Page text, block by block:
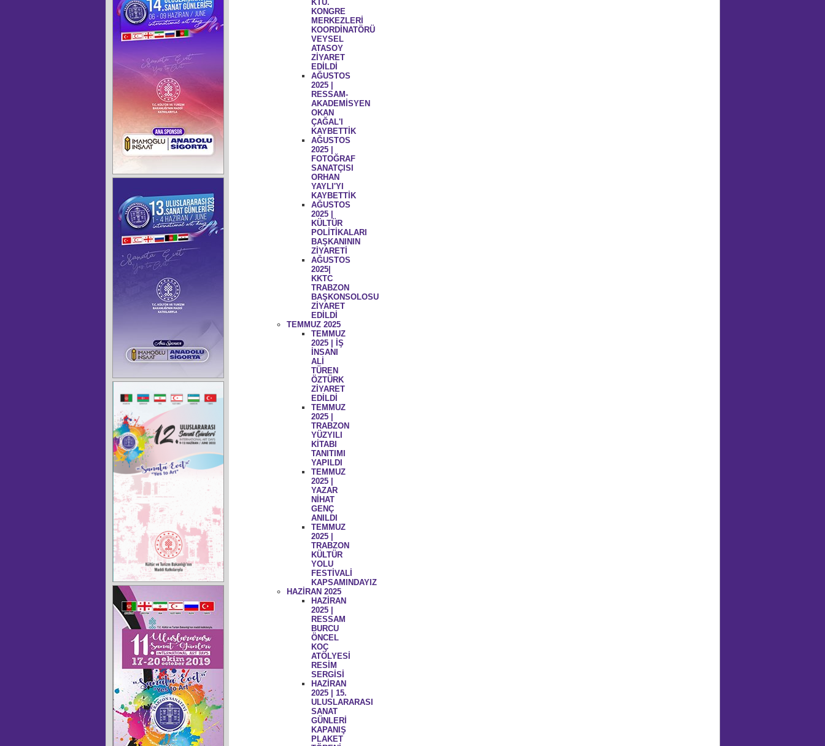
KTÜ.
KONGRE
MERKEZLERİ
KOORDİNATÖRÜ
VEYSEL
ATASOY
ZİYARET
EDİLDİ
AĞUSTOS
2025 |
RESSAM-
AKADEMİSYEN
OKAN
ÇAĞAL'I
KAYBETTİK
AĞUSTOS
2025 |
FOTOĞRAF
SANATÇISI
ORHAN
YAYLI'YI
KAYBETTİK
AĞUSTOS
2025 |
KÜLTÜR
POLİTİKALARI
BAŞKANININ
ZİYARETİ
AĞUSTOS
2025|
KKTC
TRABZON
BAŞKONSOLOSU
ZİYARET
EDİLDİ
TEMMUZ 2025
TEMMUZ
2025 | İŞ
İNSANI
ALİ
TÜREN
ÖZTÜRK
ZİYARET
EDİLDİ
TEMMUZ
2025 |
TRABZON
YÜZYILI
KİTABI
TANITIMI
YAPILDI
TEMMUZ
2025 |
YAZAR
NİHAT
GENÇ
ANILDI
TEMMUZ
2025 |
TRABZON
KÜLTÜR
YOLU
FESTİVALİ
KAPSAMINDAYIZ
HAZİRAN 2025
HAZİRAN
2025 |
RESSAM
BURCU
ÖNCEL
KOÇ
ATÖLYESİ
RESİM
SERGİSİ
HAZİRAN
2025 | 15.
ULUSLARARASI
SANAT
GÜNLERİ
KAPANIŞ
PLAKET